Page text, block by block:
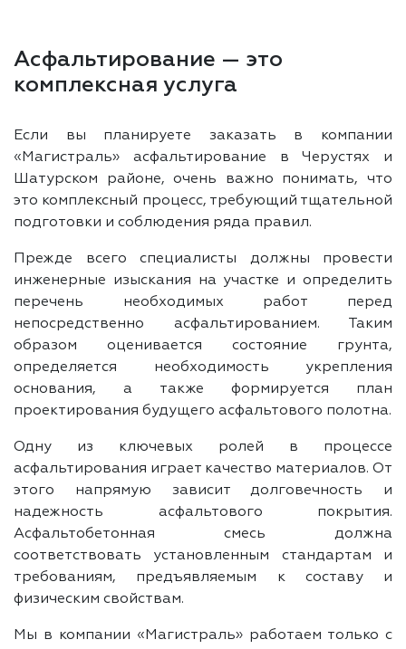
Асфальтирование — это
комплексная услуга
Если вы планируете заказать в компании
«Магистраль» асфальтирование в Черустях и
Шатурском районе, очень важно понимать, что
это комплексный процесс, требующий тщательной
подготовки и соблюдения ряда правил.
Прежде всего специалисты должны провести
инженерные изыскания на участке и определить
перечень необходимых работ перед
непосредственно асфальтированием. Таким
образом оценивается состояние грунта,
определяется необходимость укрепления
основания, а также формируется план
проектирования будущего асфальтового полотна.
Одну из ключевых ролей в процессе
асфальтирования играет качество материалов. От
этого напрямую зависит долговечность и
надежность асфальтового покрытия.
Асфальтобетонная смесь должна
соответствовать установленным стандартам и
требованиям, предъявляемым к составу и
физическим свойствам.
Мы в компании «Магистраль» работаем только с